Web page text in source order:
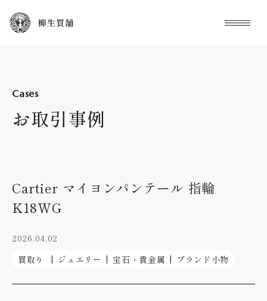
メニュ
お取引事例
Cases
Cartier マイヨンパンテール 指輪
K18WG
2026.04.02
買取り
ジュエリー 宝石・貴金属 ブランド小物